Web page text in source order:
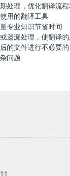
处理，优化翻译流
用的翻译工具
专业知识节省时间
遗漏处理，使翻译
的文件进行不必要
问题